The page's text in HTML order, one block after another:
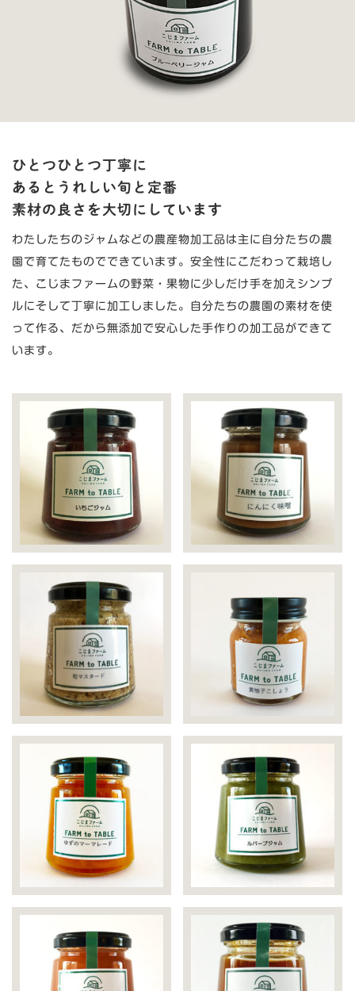
ひとつひとつ丁寧に
あるとうれしい旬と定番
素材の良さを大切にしています
わたしたちのジャムなどの農産物加工品は主に自分たちの農
園で育てたものでできています。安全性にこだわって栽培し
た、こじまファームの野菜・果物に少しだけ手を加えシンプ
ルにそして丁寧に加工しました。自分たちの農園の素材を使
って作る、だから無添加で安心した手作りの加工品ができて
います。